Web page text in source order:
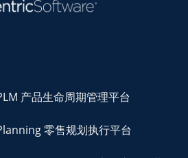
产品生命周期管理平台
零售规划执行平台